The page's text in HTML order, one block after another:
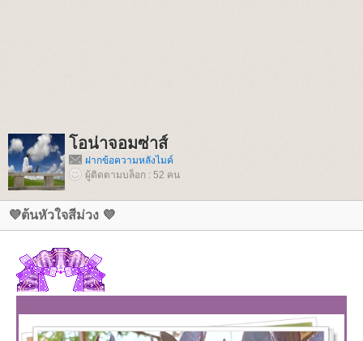
อน่าจอมซ่าส์
ฝากข้อความหลังไมค์
ผู้ติดตามบล็อก : 52 คน
💜ต้นหัวใจสีม่วง 💜